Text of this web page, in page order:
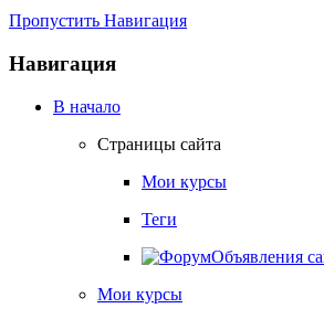
Пропустить Навигация
Навигация
В начало
Страницы сайта
Мои курсы
Теги
Объявления
Мои курсы